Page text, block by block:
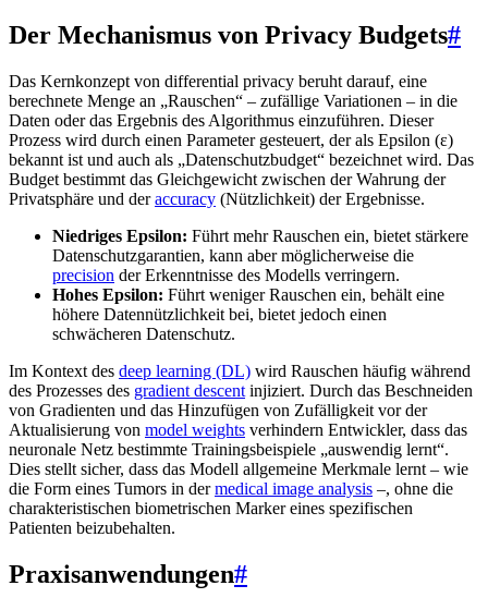
Der Mechanismus von Privacy Budgets#
Das Kernkonzept von differential privacy beruht darauf, eine
berechnete Menge an „Rauschen“ – zufällige Variationen – in die
Daten oder das Ergebnis des Algorithmus einzuführen. Dieser
Prozess wird durch einen Parameter gesteuert, der als Epsilon (ε)
bekannt ist und auch als „Datenschutzbudget“ bezeichnet wird. Das
Budget bestimmt das Gleichgewicht zwischen der Wahrung der
Privatsphäre und deraccuracy (Nützlichkeit) der Ergebnisse.
Niedriges Epsilon: Führt mehr Rauschen ein, bietet stärkere
Datenschutzgarantien, kann aber möglicherweise die
precision der Erkenntnisse des Modells verringern.
Hohes Epsilon: Führt weniger Rauschen ein, behält eine
höhere Datennützlichkeit bei, bietet jedoch einen
schwächeren Datenschutz.
Im Kontext des deep learning (DL) wird Rauschen häufig während
des Prozesses des gradient descent injiziert. Durch das Beschneiden
von Gradienten und das Hinzufügen von Zufälligkeit vor der
Aktualisierung von model weights verhindern Entwickler, dass das
neuronale Netz bestimmte Trainingsbeispiele „auswendig lernt“.
Dies stellt sicher, dass das Modell allgemeine Merkmale lernt – wie
die Form eines Tumors in dermedical image analysis –, ohne die
charakteristischen biometrischen Marker eines spezifischen
Patienten beizubehalten.
Praxisanwendungen#